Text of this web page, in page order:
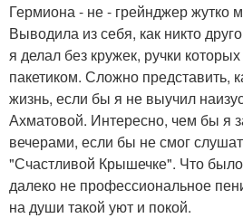
Гермиона - не - грейнджер жутко
Выводила из себя, как никто
я делал без кружек, ручки
пакетиком. Сложно представить,
жизнь, если бы я не выучил
Ахматовой. Интересно, чем бы я
вечерами, если бы не смог
"Счастливой Крышечке". Что
далеко не профессиональное
на души такой уют и покой.